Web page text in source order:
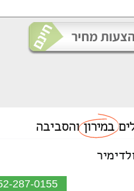
במירוןוהסביבה
287-0155